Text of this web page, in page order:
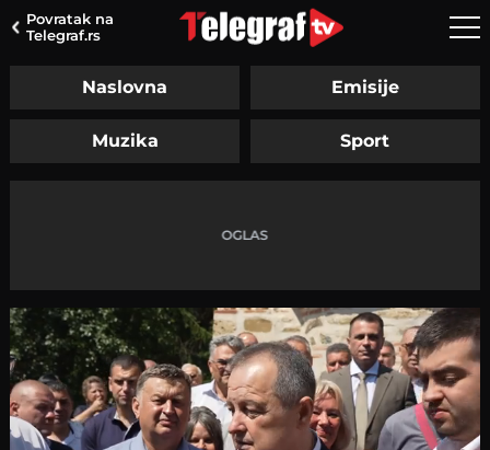
Povratak na
Telegraf.rs
Naslovna Emisije
Muzika Sport